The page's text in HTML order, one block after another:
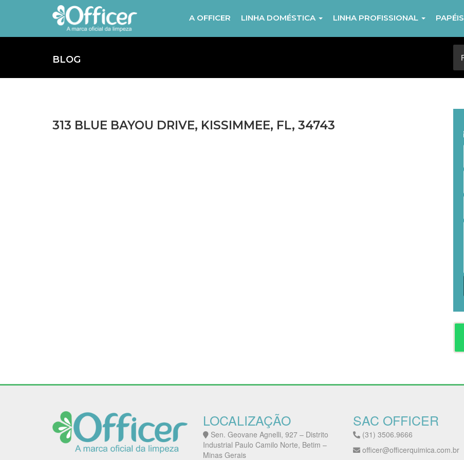
A OFFICER LINHA DOMÉSTICA LINHA PROFISSIONAL PAPÉIS
BLOG
313 BLUE BAYOU DRIVE, KISSIMMEE, FL, 34743
LOCALIZAÇÃO
Sen. Geovane Agnelli, 927 – Distrito
Industrial Paulo Camilo Norte, Betim –
Minas Gerais
SAC OFFICER
(31) 3506.9666
officer@officerquimica.com.br